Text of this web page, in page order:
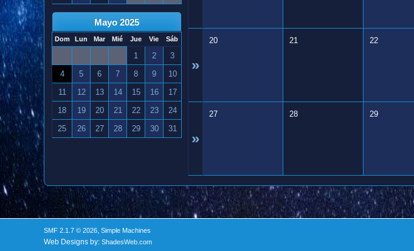
Mayo 2025
Dom Lun Mar Mié Jue Vie Sáb
1 2
3
4
5 6 7 8 9
10
11
12 13 14 15 16
17
18
19 20 21 22 23
24
25
26 27 28 29 30 31
»
20 21 22
»
27 28 29
SMF 2.1.7 © 2026, Simple Machines
Web Designs by: ShadesWeb.com